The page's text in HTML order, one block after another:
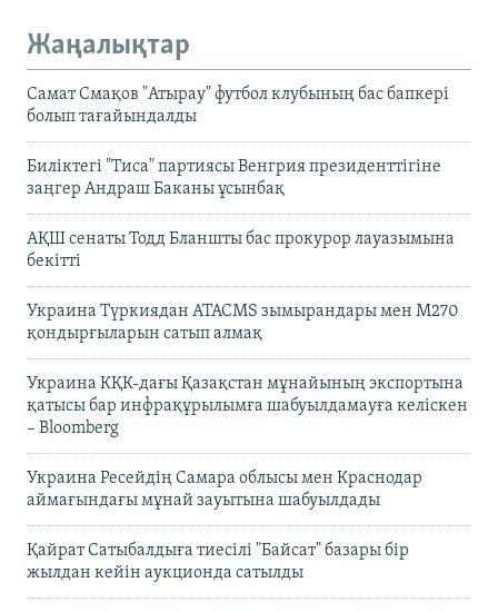
Жаңалықтар
Самат Смақов "Атырау" футбол клубының бас бапкері
болып тағайындалды
Биліктегі "Тиса" партиясы Венгрия президенттігіне
заңгер Андраш Баканы ұсынбақ
АҚШ сенаты Тодд Бланшты бас прокурор лауазымына
бекітті
Украина Түркиядан ATACMS зымырандары мен M270
қондырғыларын сатып алмақ
Украина КҚК-дағы Қазақстан мұнайының экспортына
қатысы бар инфрақұрылымға шабуылдамауға келіскен
– Bloomberg
Украина Ресейдің Самара облысы мен Краснодар
аймағындағы мұнай зауытына шабуылдады
Қайрат Сатыбалдыға тиесілі "Байсат" базары бір
жылдан кейін аукционда сатылды